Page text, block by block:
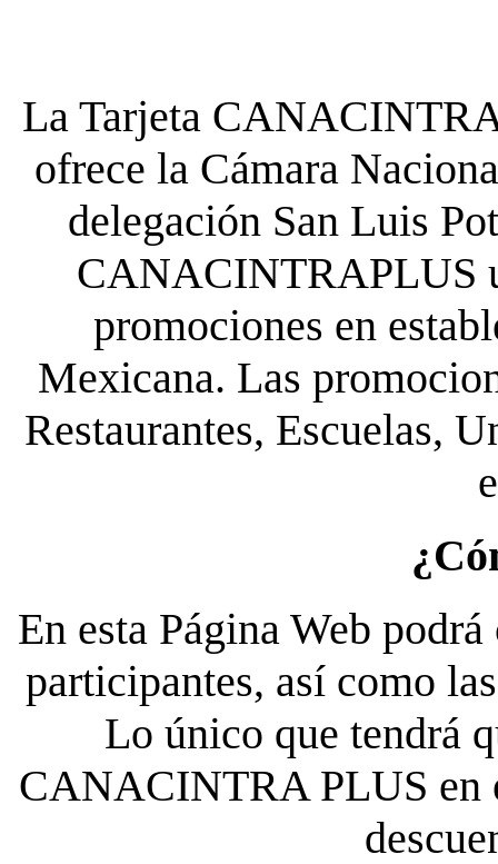
La Tarjeta
ofrece la Cámara
delegación San Luis
CANACINTRAPLUS
promociones en
Mexicana. Las
Restaurantes, Escuelas,
En esta Página Web
participantes, así como
Lo único que tendrá
CANACINTRA PLUS en